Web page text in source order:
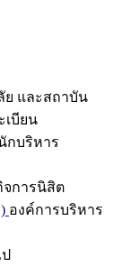
และสถาบัน
เบียน
กบริหาร
การนิสิต
องค์การบริหาร